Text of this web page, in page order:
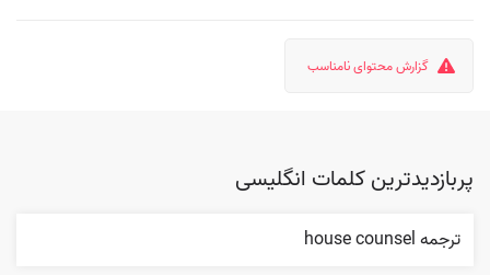
گزارش محتوای نامناسب
پربازدیدترین کلمات انگلیسی
ترجمه house counsel